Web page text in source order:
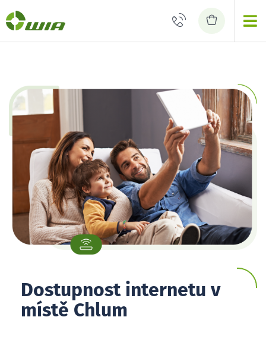
Dostupnost internetu v
místě Chlum